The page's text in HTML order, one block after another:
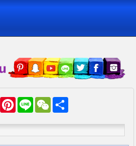
WhatsAppPinterestLine WeChat